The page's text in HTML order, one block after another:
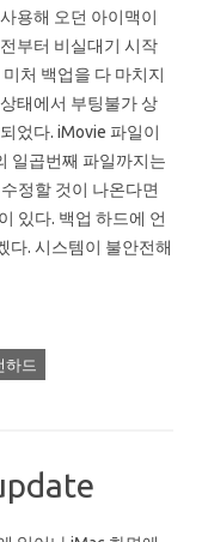
용해 오던 아이맥이
부터 비실대기 시작
미처 백업을 다 마치지
태에서 부팅불가 상
었다. iMovie 파일이
일곱번째 파일까지는
정할 것이 나온다면
있다. 백업 하드에 언
다. 시스템이 불안전해
하드